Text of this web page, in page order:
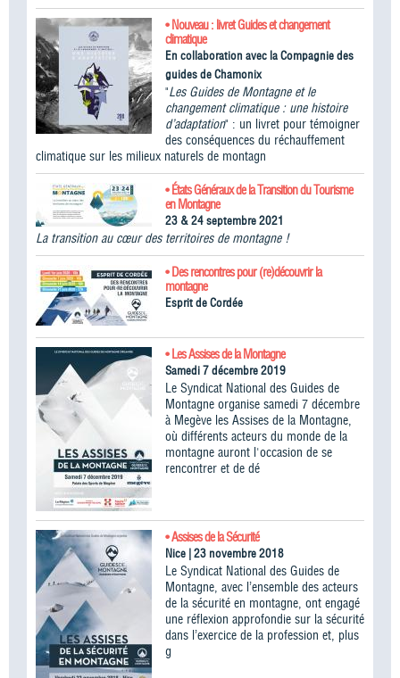
• Nouveau : livret Guides et changement
climatique
En collaboration avec la Compagnie des
guides de Chamonix
"Les Guides de Montagne et le
changement climatique : une histoire
d’adaptation" : un livret pour témoigner
des conséquences du réchauffement
climatique sur les milieux naturels de montagn
• États Généraux de la Transition du Tourisme
en Montagne
23 & 24 septembre 2021
La transition au cœur des territoires de montagne !
• Des rencontres pour (re)découvrir la
montagne
Esprit de Cordée
• Les Assises de la Montagne
Samedi 7 décembre 2019
Le Syndicat National des Guides de
Montagne organise samedi 7 décembre
à Megève les Assises de la Montagne,
où différents acteurs du monde de la
montagne auront l'occasion de se
rencontrer et de dé
• Assises de la Sécurité
Nice | 23 novembre 2018
Le Syndicat National des Guides de
Montagne, avec l’ensemble des acteurs
de la sécurité en montagne, ont engagé
une réflexion approfondie sur la sécurité
dans l’exercice de la profession et, plus
g